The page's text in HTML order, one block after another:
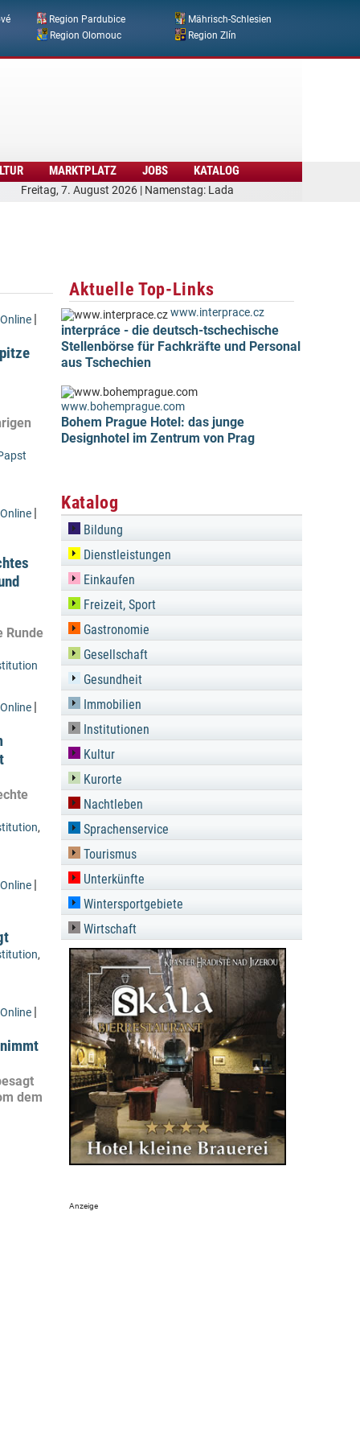
Region Pardubice
Mährisch-Schlesien
Region Olomouc
Region Zlín
Freitag, 7. August 2026 | Namenstag: Lada
MARKTPLATZ JOBS KATALOG
|
|
Runde
|
,
|
,
|
dem
Aktuelle Top-Links
www.interprace.cz
interpráce - die deutsch-tschechische
Stellenbörse für Fachkräfte und Personal
aus Tschechien
www.bohemprague.com
Bohem Prague Hotel: das junge
Designhotel im Zentrum von Prag
Katalog
Bildung
Dienstleistungen
Einkaufen
Freizeit, Sport
Gastronomie
Gesellschaft
Gesundheit
Immobilien
Institutionen
Kultur
Kurorte
Nachtleben
Sprachenservice
Tourismus
Unterkünfte
Wintersportgebiete
Wirtschaft